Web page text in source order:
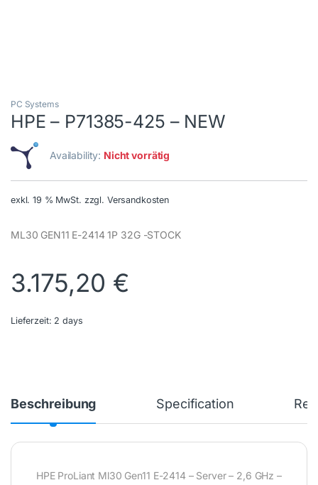
PC Systems
HPE – P71385-425 – NEW
Availability: Nicht vorrätig
exkl. 19 % MwSt. zzgl. Versandkosten
ML30 GEN11 E-2414 1P 32G -STOCK
3.175,20 €
Lieferzeit: 2 days
Beschreibung Specification
HPE ProLiant Ml30 Gen11 E-2414 – Server – 2,6 GHz –